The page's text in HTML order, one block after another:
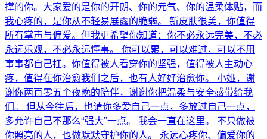
撑的你。大家爱的是你的开朗、你的元气、你的温柔体贴，而
我心疼的，是你从不轻易展露的脆弱。 新皮肤很美，你值得
所有掌声与偏爱。但我更希望你知道：你不必永远完美，不必
永远乐观，不必永远懂事。 你可以累，可以难过，可以不用
事事都自己扛。你值得被人看穿你的坚强，值得被人主动心
疼，值得在你治愈我们之后，也有人好好治愈你。 小娅，谢
谢你两百零五个夜晚的陪伴，谢谢你把温柔与安全感带给我
们。 但从今往后，也请你多爱自己一点，多放过自己一点，
多允许自己不那么“强大”一点。 我会一直在这里。 不只做被
你照亮的人，也做默默守护你的人。 永远心疼你、偏爱你的